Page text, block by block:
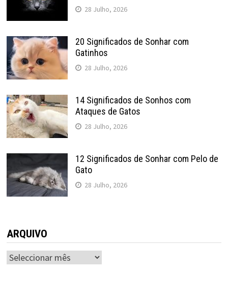
28 Julho, 2026
20 Significados de Sonhar com
Gatinhos
28 Julho, 2026
14 Significados de Sonhos com
Ataques de Gatos
28 Julho, 2026
12 Significados de Sonhar com Pelo de
Gato
28 Julho, 2026
ARQUIVO
ARQUIVO